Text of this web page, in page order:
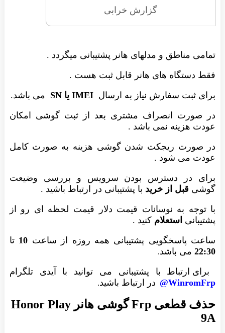
گزارش خرابی
تمامی مناطق و مدلهای هانر پشتیبانی میگردد .
فقط دستگاه های هانر قابل ثبت هست .
برای ثبت سفارش نیاز به ارسال IMEI یا SN
می باشد.
در صورت انصراف مشتری بعد از ثبت گوشی امکان
عودت هزینه نمی باشد .
در صورت ریجکت شدن گوشی هزینه به صورت کامل
عودت می شود .
برای در دسترس بودن سرویس و بررسی وضیعت
گوشی قبل از خرید با پشتیبانی در ارتباط باشید .
با توجه به نوسانات قیمت دلار قیمت لحظه ای رو از
پشتیبانی استعلام کنید .
ساعت پاسخگویی پشتیبانی همه روزه از ساعت 10 تا
22:30می باشد.
برای ارتباط با پشتیبانی می توانید با آیدی تلگرام
WinromFrp@
در ارتباط باشید.
حذف قطعی Frp گوشی هانر Honor Play
9A